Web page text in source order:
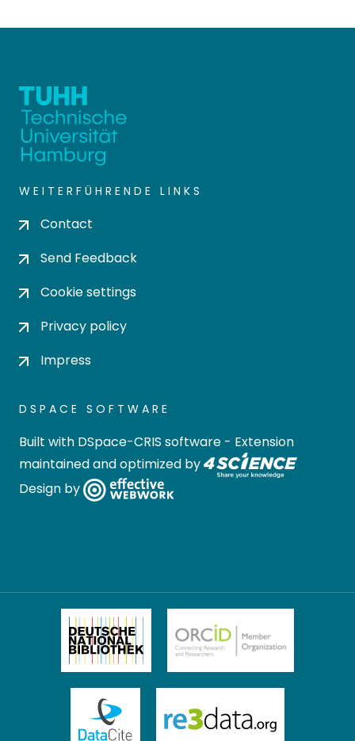
WEITERFÜHRENDE LINKS
Contact
Send Feedback
Cookie settings
Privacy policy
Impress
DSPACE SOFTWARE
Built with DSpace-CRIS software - Extension
maintained and optimized by
Design by